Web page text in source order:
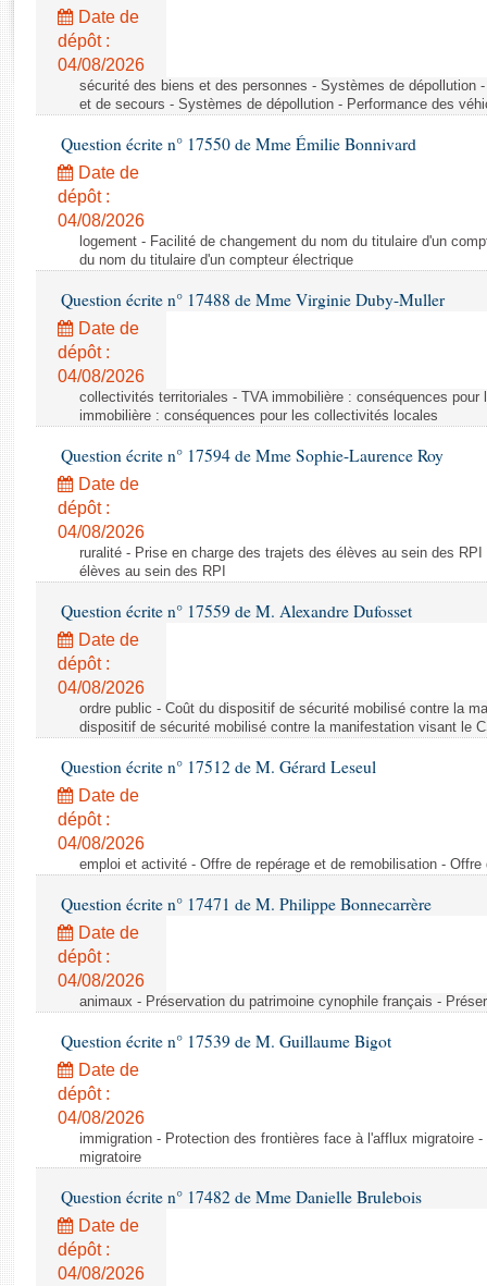
Rapports législatifs
Rapports sur l'application des lois
Baromètre de l’application des lois
Dossiers législatifs
Budget et sécurité sociale
Questions écrites et orales
Comptes rendus des débats
Date de
dépôt :
04/08/2026
sécurité des biens et des personnes - Systèmes de dépollution
et de secours - Systèmes de dépollution - Performance des
Question écrite n° 17550 de Mme Émilie Bonnivard
Date de
dépôt :
04/08/2026
logement - Facilité de changement du nom du titulaire d'un
du nom du titulaire d'un compteur électrique
Question écrite n° 17488 de Mme Virginie Duby-Muller
Date de
dépôt :
04/08/2026
collectivités territoriales - TVA immobilière : conséquences
immobilière : conséquences pour les collectivités locales
Question écrite n° 17594 de Mme Sophie-Laurence Roy
Date de
dépôt :
04/08/2026
ruralité - Prise en charge des trajets des élèves au sein des
élèves au sein des RPI
Question écrite n° 17559 de M. Alexandre Dufosset
Date de
dépôt :
04/08/2026
ordre public - Coût du dispositif de sécurité mobilisé contre la
dispositif de sécurité mobilisé contre la manifestation visant le
Question écrite n° 17512 de M. Gérard Leseul
Date de
dépôt :
04/08/2026
emploi et activité - Offre de repérage et de remobilisation -
Question écrite n° 17471 de M. Philippe Bonnecarrère
Date de
dépôt :
04/08/2026
animaux - Préservation du patrimoine cynophile français -
Question écrite n° 17539 de M. Guillaume Bigot
Date de
dépôt :
04/08/2026
immigration - Protection des frontières face à l'afflux migratoire
migratoire
Question écrite n° 17482 de Mme Danielle Brulebois
Date de
dépôt :
04/08/2026